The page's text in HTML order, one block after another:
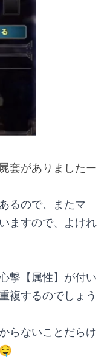
套がありましたー
るので、またマ
ますので、よけれ
撃【属性】が付い
複するのでしょう
らないことだらけ